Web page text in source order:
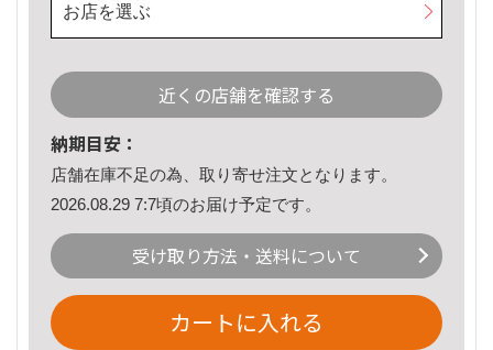
お店を選ぶ
近くの店舗を確認する
納期目安：
店舗在庫不足の為、取り寄せ注文となります。
2026.08.29 7:7頃のお届け予定です。
受け取り方法・送料について
カートに入れる